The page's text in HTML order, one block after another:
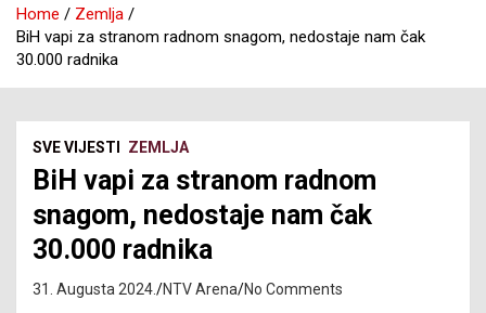
Home
Zemlja
BiH vapi za stranom radnom snagom, nedostaje nam čak
30.000 radnika
SVE VIJESTI ZEMLJA
BiH vapi za stranom radnom
snagom, nedostaje nam čak
30.000 radnika
31. Augusta 2024. NTV Arena No Comments